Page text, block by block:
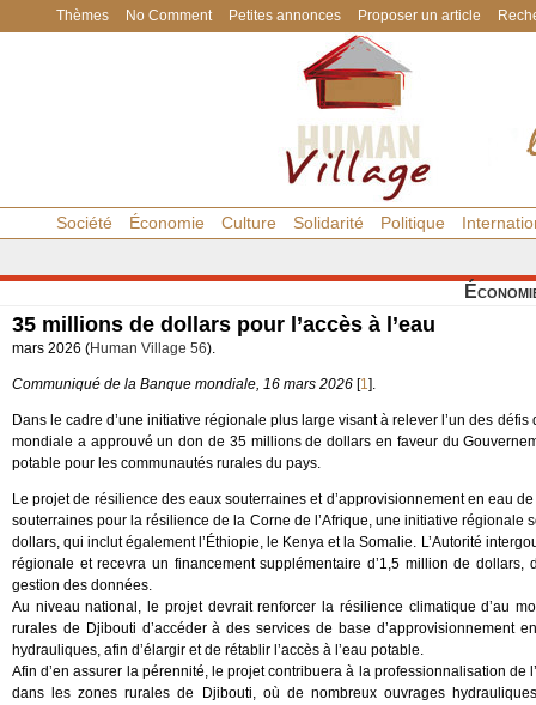
Thèmes No Comment Petites annonces Proposer un article
Société Économie Culture Solidarité Politique
35 millions de dollars pour l’accès à l’eau
mars 2026 (Human Village 56).
Communiqué de la Banque mondiale, 16 mars 2026 [1].
Dans le cadre d’une initiative régionale plus large visant à relever l’un des
mondiale a approuvé un don de 35 millions de dollars en faveur du
potable pour les communautés rurales du pays.
Le projet de résilience des eaux souterraines et d’approvisionnement en eau
souterraines pour la résilience de la Corne de l’Afrique, une initiative
dollars, qui inclut également l’Éthiopie, le Kenya et la Somalie. L’Autorité
régionale et recevra un financement supplémentaire d’1,5 million de
gestion des données.
Au niveau national, le projet devrait renforcer la résilience climatique d’au
rurales de Djibouti d’accéder à des services de base d’approvisionnement
hydrauliques, afin d’élargir et de rétablir l’accès à l’eau potable.
Afin d’en assurer la pérennité, le projet contribuera à la professionnalisation
dans les zones rurales de Djibouti, où de nombreux ouvrages